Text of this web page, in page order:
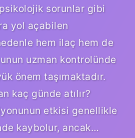
psikolojik sorunlar gibi
yol açabilen
hem ilaç hem de
uzman kontrolünde
önem taşımaktadır.
kaç günde atılır?
etkisi genellikle
kaybolur, ancak…